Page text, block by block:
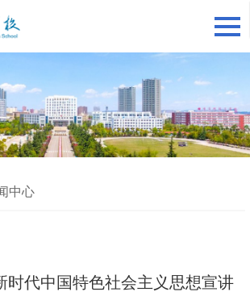
中心
时代中国特色社会主义思想宣讲